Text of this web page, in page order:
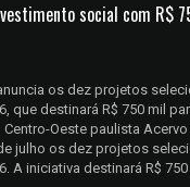
social com R$
os dez projetos
que destinará R$ 750 mil
Oeste paulista Acervo
julho os dez projetos
A iniciativa destinará R$